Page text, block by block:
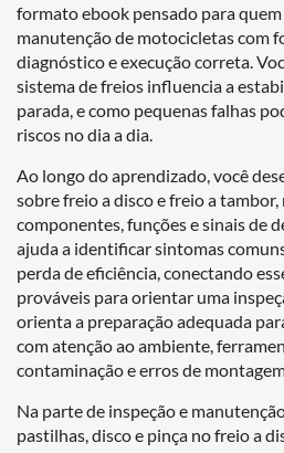
formato ebook pensado para
manutenção de motocicletas com
diagnóstico e execução correta.
sistema de freios influencia a
parada, e como pequenas falhas
riscos no dia a dia.
Ao longo do aprendizado, você
sobre freio a disco e freio a
componentes, funções e sinais de
ajuda a identificar sintomas
perda de eficiência, conectando
prováveis para orientar uma
orienta a preparação adequada
com atenção ao ambiente,
contaminação e erros de
Na parte de inspeção e
pastilhas, disco e pinça no freio a